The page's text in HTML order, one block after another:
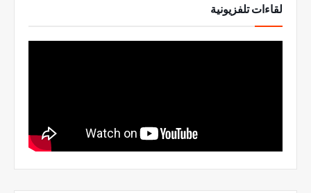
لقاءات تلفزيونية